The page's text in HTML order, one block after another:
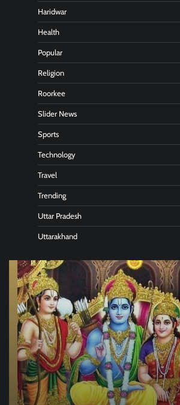
Haridwar
Health
Popular
Religion
Roorkee
Slider News
Sports
Technology
Travel
Trending
Uttar Pradesh
Uttarakhand